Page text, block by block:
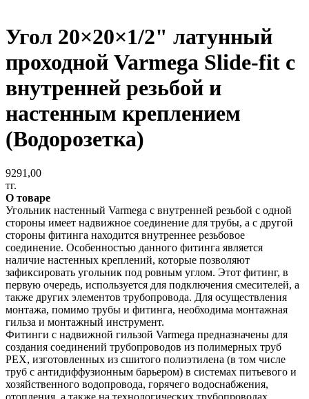
Угол 20×20×1/2" латунный
проходной Varmega Slide-fit с
внутренней резьбой и
настенным креплением
(Водорозетка)
9291,00
тг.
О товаре
Угольник настенный Varmega с внутренней резьбой с одной
стороны имеет надвижное соединение для трубы, а с другой
стороны фитинга находится внутреннее резьбовое
соединение. Особенностью данного фитинга является
наличие настенных креплений, которые позволяют
зафиксировать угольник под ровным углом. Этот фитинг, в
первую очередь, используется для подключения смесителей, а
также других элементов трубопровода. Для осуществления
монтажа, помимо трубы и фитинга, необходима монтажная
гильза и монтажный инструмент.
Фитинги с надвижной гильзой Varmega предназначены для
создания соединений трубопроводов из полимерных труб
PEX, изготовленных из сшитого полиэтилена (в том числе
труб с антидиффузионным барьером) в системах питьевого и
хозяйственного водопровода, горячего водоснабжения,
отопления, а также на технологических трубопроводах,